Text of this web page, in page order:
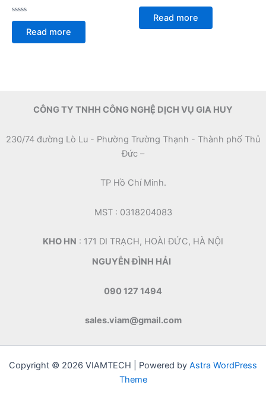
Rated
of
Read more
Rated
of
Read more
CÔNG TY TNHH CÔNG NGHỆ DỊCH VỤ GIA HUY
230/74 đường Lò Lu - Phường Trường Thạnh - Thành phố Thủ
Đức –
TP Hồ Chí Minh.
MST : 0318204083
KHO HN : 171 DI TRẠCH, HOÀI ĐỨC, HÀ NỘI
NGUYỄN ĐÌNH HẢI
090 127 1494
sales.viam@gmail.com
Copyright © 2026 VIAMTECH | Powered by Astra WordPress
Theme